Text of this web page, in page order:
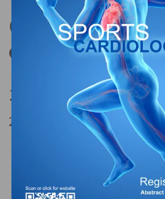
Omarthrose,
charge efficace
11.10.2021 –
2 crédits SEMS
Ajouter dans votre